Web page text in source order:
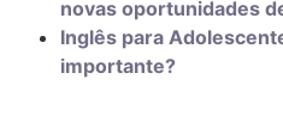
novas oportunidades
Inglês para
importante?